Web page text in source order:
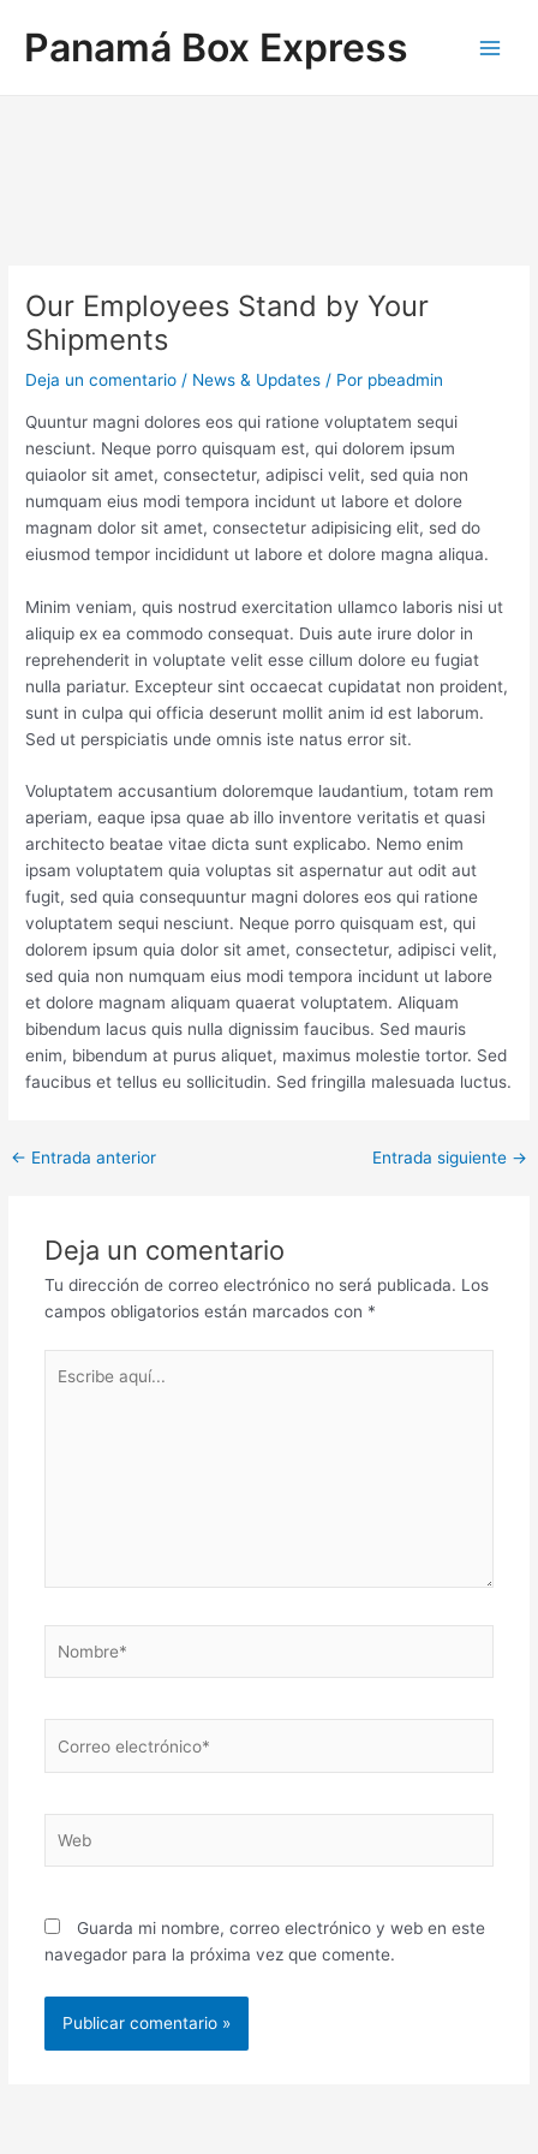
contenido
Panamá Box Express
Our Employees Stand by Your
Shipments
Deja un comentario / News & Updates / Por pbeadmin
Quuntur magni dolores eos qui ratione voluptatem sequi
nesciunt. Neque porro quisquam est, qui dolorem ipsum
quiaolor sit amet, consectetur, adipisci velit, sed quia non
numquam eius modi tempora incidunt ut labore et dolore
magnam dolor sit amet, consectetur adipisicing elit, sed do
eiusmod tempor incididunt ut labore et dolore magna aliqua.
Minim veniam, quis nostrud exercitation ullamco laboris nisi ut
aliquip ex ea commodo consequat. Duis aute irure dolor in
reprehenderit in voluptate velit esse cillum dolore eu fugiat
nulla pariatur. Excepteur sint occaecat cupidatat non proident,
sunt in culpa qui officia deserunt mollit anim id est laborum.
Sed ut perspiciatis unde omnis iste natus error sit.
Voluptatem accusantium doloremque laudantium, totam rem
aperiam, eaque ipsa quae ab illo inventore veritatis et quasi
architecto beatae vitae dicta sunt explicabo. Nemo enim
ipsam voluptatem quia voluptas sit aspernatur aut odit aut
fugit, sed quia consequuntur magni dolores eos qui ratione
voluptatem sequi nesciunt. Neque porro quisquam est, qui
dolorem ipsum quia dolor sit amet, consectetur, adipisci velit,
sed quia non numquam eius modi tempora incidunt ut labore
et dolore magnam aliquam quaerat voluptatem. Aliquam
bibendum lacus quis nulla dignissim faucibus. Sed mauris
enim, bibendum at purus aliquet, maximus molestie tortor. Sed
faucibus et tellus eu sollicitudin. Sed fringilla malesuada luctus.
de
entradas
← Entrada anterior Entrada siguiente →
Deja un comentario
Tu dirección de correo electrónico no será publicada. Los
campos obligatorios están marcados con *
aquí...
electrónico*
Guarda mi nombre, correo electrónico y web en este
navegador para la próxima vez que comente.